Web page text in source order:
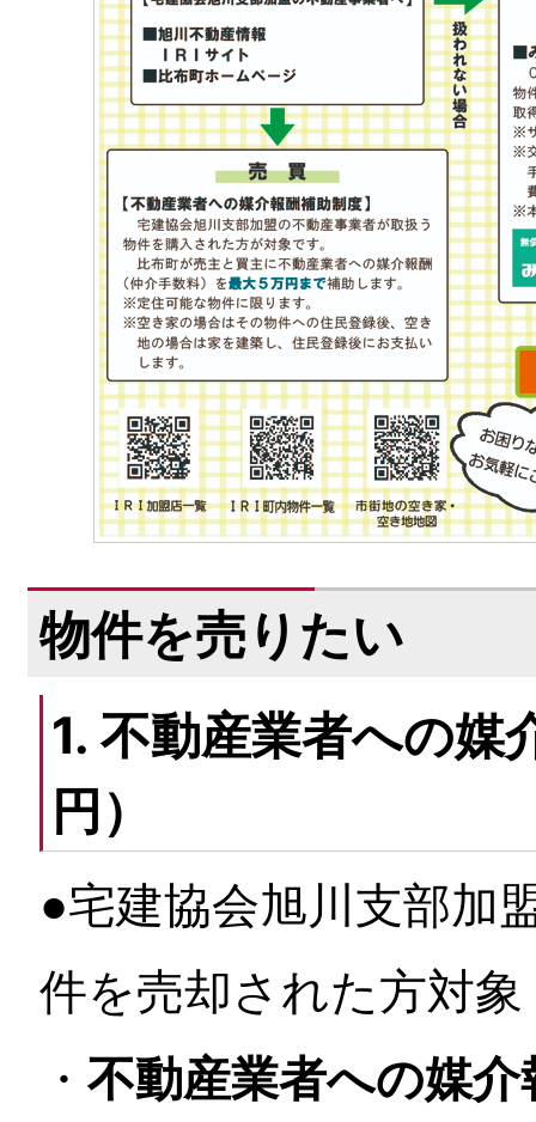
物件を売りたい
1. 不動産業者への媒
円）
●宅建協会旭川支部加
件を売却された方対象
・ 不動産業者への媒